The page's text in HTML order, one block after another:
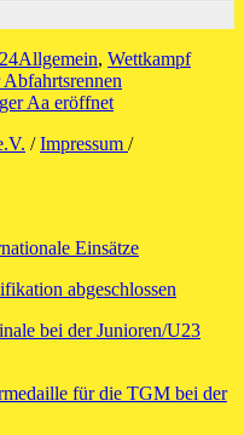
Kategorien
Allgemein, Wettkampf
Aa eröffnet
/Impressum /
Einsätze
abgeschlossen
bei der Junioren/U23
für die TGM bei der